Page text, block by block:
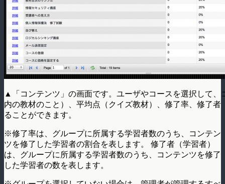
▲「コンテンツ」の画面です。ユーザやコースを選択して、
内の教材のこと）、平均点（クイズ教材）、修了率、修了者
ることができます。
※修了率は、グループに所属する学習者数のうち、コンテン
ツを修了した学習者の割合を表します。 修了者（学習者）
は、グループに所属する学習者数のうち、コンテンツを修了
した学習者の数を表します。